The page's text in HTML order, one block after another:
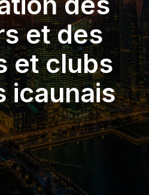
et des
et clubs
icaunais